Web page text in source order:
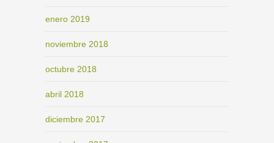
enero 2019
noviembre 2018
octubre 2018
abril 2018
diciembre 2017